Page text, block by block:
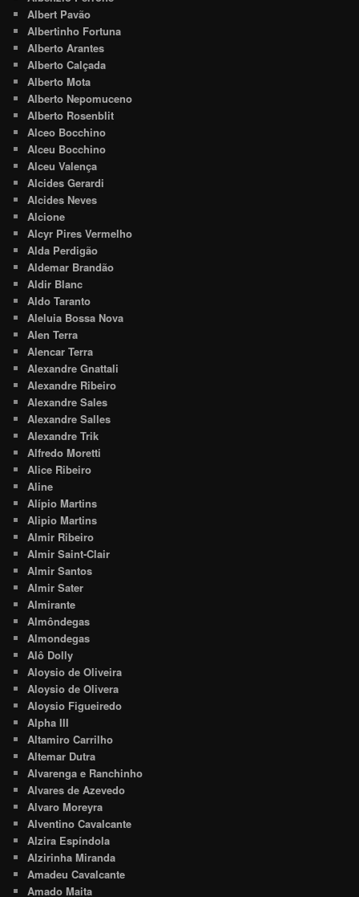
Albert Pavão
Albertinho Fortuna
Alberto Arantes
Alberto Calçada
Alberto Mota
Alberto Nepomuceno
Alberto Rosenblit
Alceo Bocchino
Alceu Bocchino
Alceu Valença
Alcides Gerardi
Alcides Neves
Alcione
Alcyr Pires Vermelho
Alda Perdigão
Aldemar Brandão
Aldir Blanc
Aldo Taranto
Aleluia Bossa Nova
Alen Terra
Alencar Terra
Alexandre Gnattali
Alexandre Ribeiro
Alexandre Sales
Alexandre Salles
Alexandre Trik
Alfredo Moretti
Alice Ribeiro
Aline
Alípio Martins
Alipio Martins
Almir Ribeiro
Almir Saint-Clair
Almir Santos
Almir Sater
Almirante
Almôndegas
Almondegas
Alô Dolly
Aloysio de Oliveira
Aloysio de Olivera
Aloysio Figueiredo
Alpha III
Altamiro Carrilho
Altemar Dutra
Alvarenga e Ranchinho
Alvares de Azevedo
Alvaro Moreyra
Alventino Cavalcante
Alzira Espíndola
Alzirinha Miranda
Amadeu Cavalcante
Amado Maita